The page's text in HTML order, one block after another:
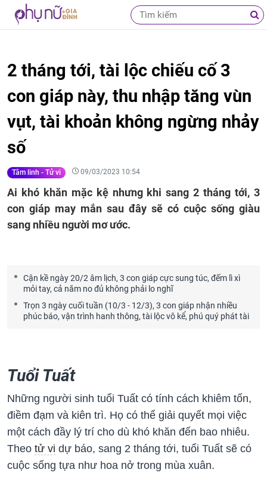
2 tháng tới, tài lộc chiếu cố 3
con giáp này, thu nhập tăng vùn
vụt, tài khoản không ngừng nhảy
số
Tâm linh - Tử vi 09/03/2023 10:54
Ai khó khăn mặc kệ nhưng khi sang 2 tháng tới, 3
con giáp may mắn sau đây sẽ có cuộc sống giàu
sang nhiều người mơ ước.
Cận kề ngày 20/2 âm lịch, 3 con giáp cực sung túc, đếm lì xì
mỏi tay, cả năm no đủ không phải lo nghĩ
Trọn 3 ngày cuối tuần (10/3 - 12/3), 3 con giáp nhận nhiều
phúc báo, vận trình hanh thông, tài lộc vô kể, phú quý phát tài
Tuổi Tuất
Những người sinh tuổi Tuất có tính cách khiêm tốn,
điềm đạm và kiên trì. Họ có thể giải quyết mọi việc
một cách đầy lý trí cho dù khó khăn đến bao nhiêu.
Theo tử vi dự báo, sang 2 tháng tới, tuổi Tuất sẽ có
cuộc sống tựa như hoa nở trong mùa xuân.